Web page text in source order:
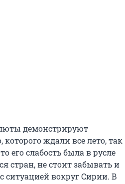
демонстрируют
ждали все лето, так
его слабость была в русле
не стоит забывать и
ситуацией вокруг Сирии. В